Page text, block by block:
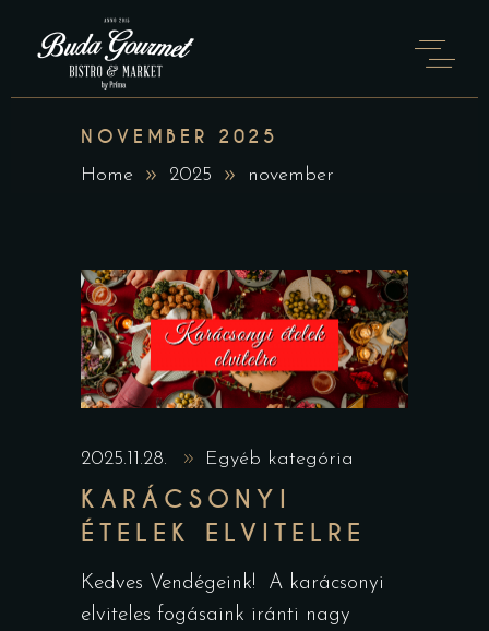
NOVEMBER 2025
Home 2025 november
2025.11.28. Egyéb kategória
KARÁCSONYI
ÉTELEK ELVITELRE
Kedves Vendégeink! A karácsonyi
elviteles fogásaink iránti nagy